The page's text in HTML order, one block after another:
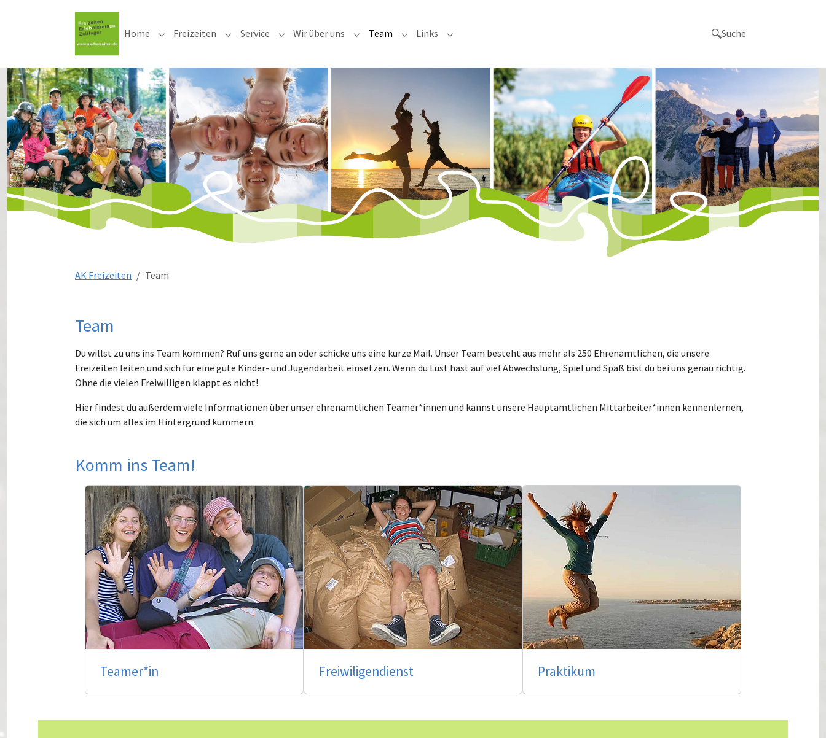
Home Submenu for "Home"
Freizeiten Submenu for "Freizeiten"
Service Submenu for "Service"
Wir über uns Submenu for "Wir über uns"
Team(current)
Submenu for "Team"
Links Submenu for "Links" Suche
AK Freizeiten Team
Team
Du willst zu uns ins Team kommen? Ruf uns gerne an oder schicke uns eine kurze Mail. Unser Team besteht aus mehr als 250 Ehrenamtlichen, die unsere
Freizeiten leiten und sich für eine gute Kinder- und Jugendarbeit einsetzen. Wenn du Lust hast auf viel Abwechslung, Spiel und Spaß bist du bei uns genau richtig.
Ohne die vielen Freiwilligen klappt es nicht!
Hier findest du außerdem viele Informationen über unser ehrenamtlichen Teamer*innen und kannst unsere Hauptamtlichen Mittarbeiter*innen kennenlernen,
die sich um alles im Hintergrund kümmern.
Komm ins Team!
Teamer*in Freiwiligendienst Praktikum